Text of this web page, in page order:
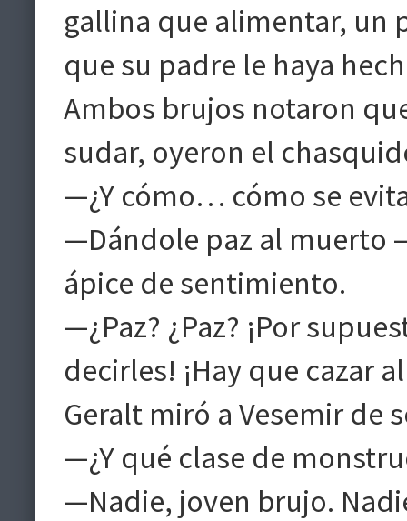
gallina que alimentar, un
que su padre le haya
Ambos brujos notaron
sudar, oyeron el
—¿Y cómo… cómo se
—Dándole paz al muerto
ápice de sentimiento.
—¿Paz? ¿Paz? ¡Por
decirles! ¡Hay que cazar
Geralt miró a Vesemir de
—¿Y qué clase de
—Nadie, joven brujo.